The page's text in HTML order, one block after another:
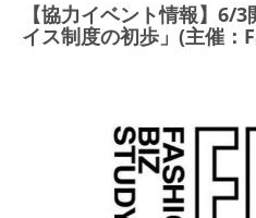
【協力イベント情報】6/
イス制度の初歩」(主催